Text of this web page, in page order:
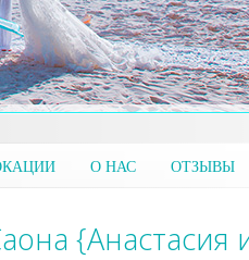
О НАС ОТЗЫВЫ